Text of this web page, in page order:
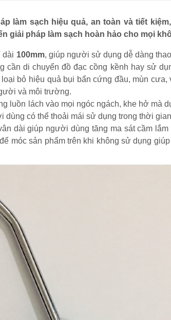
làm sạch hiệu quả, an toàn và tiết
giải pháp làm sạch hoàn hảo cho mọi
dài 100mm, giúp người sử dụng dễ dàng
cần di chuyển đồ đạc cồng kềnh hay sử
bỏ hiệu quả bụi bẩn cứng đầu, mùn cưa,
và môi trường.
luồn lách vào mọi ngóc ngách, khe hở mà
có thể thoải mái sử dụng trong thời
dài giúp người dùng tăng ma sát cầm
móc sản phẩm trên khi không sử dụng